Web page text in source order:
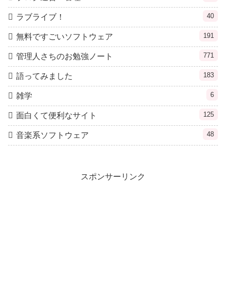
ラブライブ！ 40
無料ですごいソフトウェア 191
管理人さちのお勉強ノート 771
語ってみました 183
雑学 6
面白くて便利なサイト 125
音楽系ソフトウェア 48
スポンサーリンク